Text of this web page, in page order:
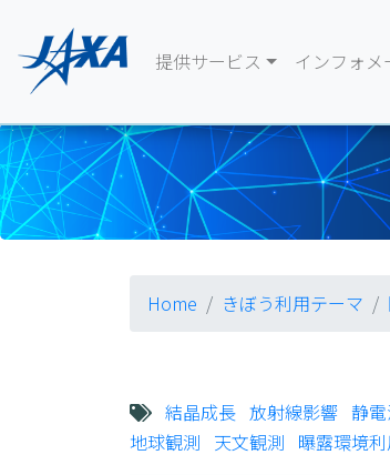
提供サービス インフォメ
Home きぼう利用テーマ
結晶成長 放射線影響 静
地球観測 天文観測 曝露環境